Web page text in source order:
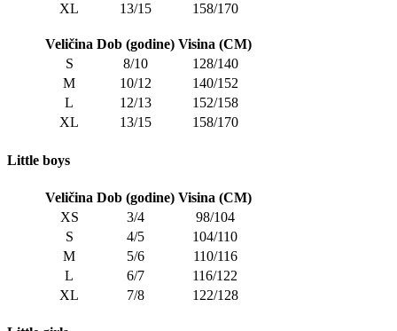
XL
13/15 158/170
Veličina Dob (godine) Visina (CM)
S
8/10
128/140
M
10/12
140/152
L
12/13
152/158
XL
13/15 158/170
Little boys
Veličina Dob (godine) Visina (CM)
XS
3/4
98/104
S
4/5
104/110
M
5/6
110/116
L
6/7
116/122
XL
7/8 122/128